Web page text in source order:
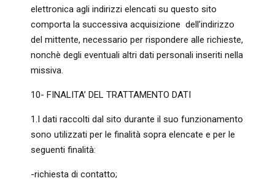
elettronica agli indirizzi elencati su questo sito
comporta la successiva acquisizione dell’indirizzo
del mittente, necessario per rispondere alle richieste,
nonchè degli eventuali altri dati personali inseriti nella
missiva.
10- FINALITA’ DEL TRATTAMENTO DATI
1.I dati raccolti dal sito durante il suo funzionamento
sono utilizzati per le finalità sopra elencate e per le
seguenti finalità:
-richiesta di contatto;